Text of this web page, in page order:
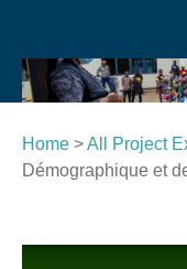
Home >All Project
Démographique et